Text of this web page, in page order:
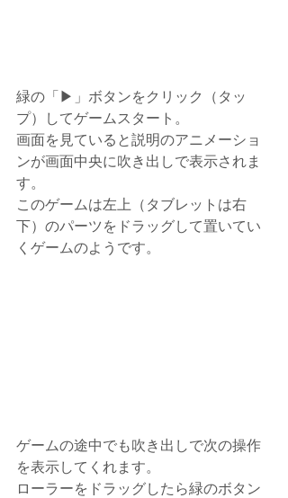
緑の「▶」ボタンをクリック（タッ
プ）してゲームスタート。
画面を見ていると説明のアニメーショ
ンが画面中央に吹き出しで表示されま
す。
このゲームは左上（タブレットは右
下）のパーツをドラッグして置いてい
くゲームのようです。
ゲームの途中でも吹き出しで次の操作
を表示してくれます。
ローラーをドラッグしたら緑のボタン